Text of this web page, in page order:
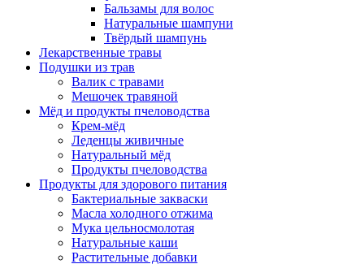
Бальзамы для волос
Натуральные шампуни
Твёрдый шампунь
Лекарственные травы
Подушки из трав
Валик с травами
Мешочек травяной
Мёд и продукты пчеловодства
Крем-мёд
Леденцы живичные
Натуральный мёд
Продукты пчеловодства
Продукты для здорового питания
Бактериальные закваски
Масла холодного отжима
Мука цельносмолотая
Натуральные каши
Растительные добавки